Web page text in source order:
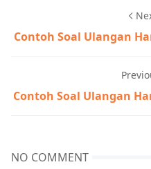
Contoh Soal Ulangan
Contoh Soal Ulangan
NO COMMENT